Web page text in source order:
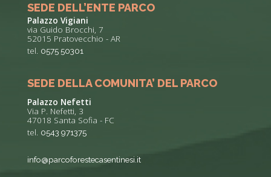
SEDE DELL’ENTE PARCO
Palazzo Vigiani
via Guido Brocchi, 7
52015 Pratovecchio - AR
tel. 0575 50301
SEDE DELLA COMUNITA’ DEL PARCO
Palazzo Nefetti
Via P. Nefetti, 3
47018 Santa Sofia - FC
tel. 0543 971375
info@parcoforestecasentinesi.it